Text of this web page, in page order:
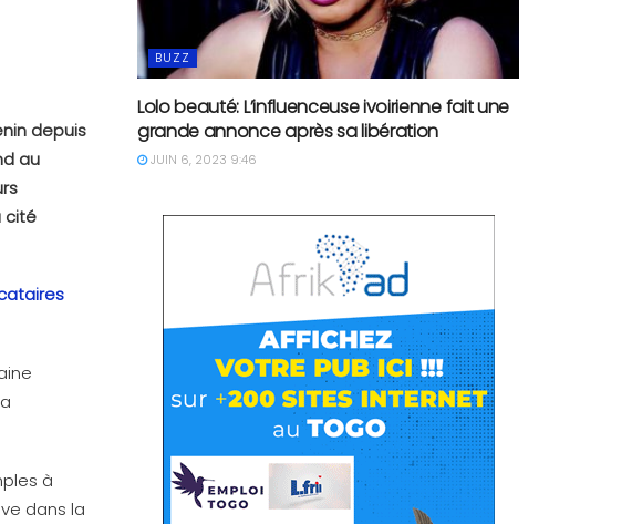
depuis
au
cité
à
dans la
BUZZ
Lolo beauté: L’influenceuse ivoirienne fait une
grande annonce après sa libération
JUIN 6, 2023 9:46